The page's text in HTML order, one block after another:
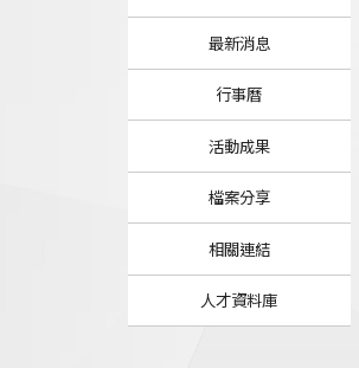
最新消息
行事曆
活動成果
檔案分享
相關連結
人才資料庫